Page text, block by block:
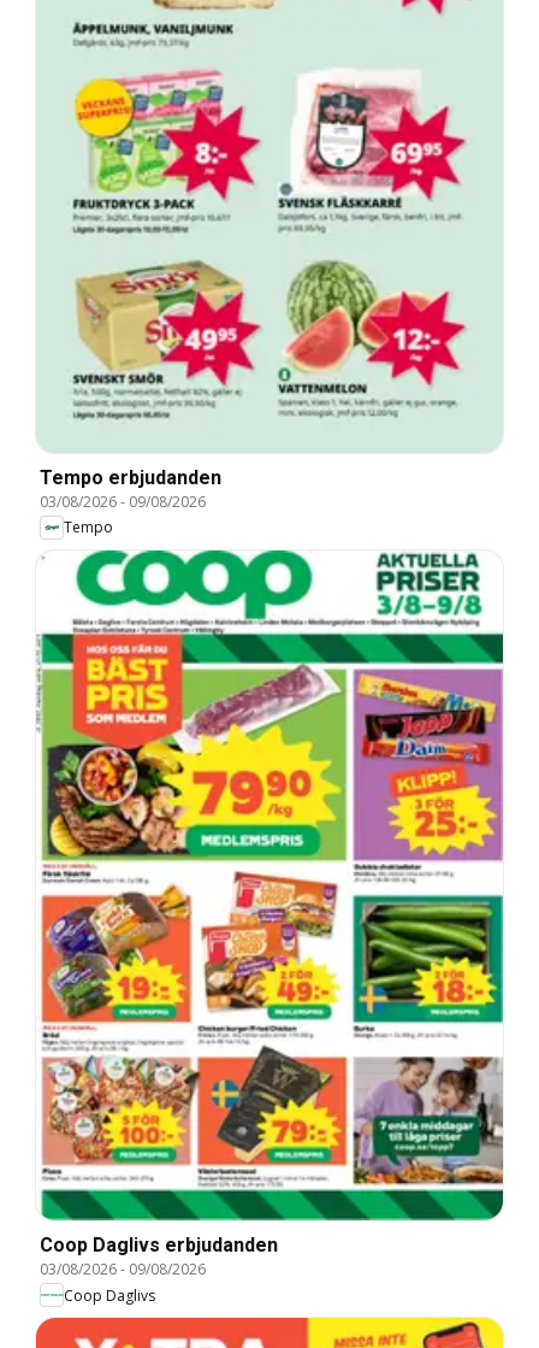
Tempo erbjudanden
03/08/2026- 09/08/2026
Tempo
Coop Daglivs erbjudanden
03/08/2026- 09/08/2026
Coop Daglivs